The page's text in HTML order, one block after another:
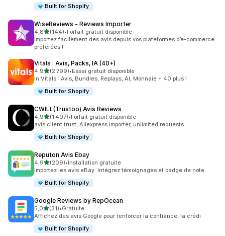
Built for Shopify
WiseReviews ‑ Reviews Importer
4,8étoile(s) sur 5
(144)
144 avis au total
•Forfait gratuit disponible
Importez facilement des avis depuis vos plateformes d’e-commerce
préférées !
Vitals : Avis, Packs, IA (40+)
4,9étoile(s) sur 5
(2 799)
2799 avis au total
•Essai gratuit disponible
In Vitals : Avis, Bundles, Replays, AI, Monnaie + 40 plus !
Built for Shopify
CWILL(Trustoo) Avis Reviews
4,9étoile(s) sur 5
(1 497)
1497 avis au total
•Forfait gratuit disponible
avis client trust, Aliexpress importer, unlimited requests
Built for Shopify
Reputon Avis Ebay
4,9étoile(s) sur 5
(209)
209 avis au total
•Installation gratuite
Importez les avis eBay. Intégrez témoignages et badge de note.
Built for Shopify
Google Reviews by RepOcean
5,0étoile(s) sur 5
(31)
31 avis au total
•Gratuite
Affichez des avis Google pour renforcer la confiance, la crédi
Built for Shopify